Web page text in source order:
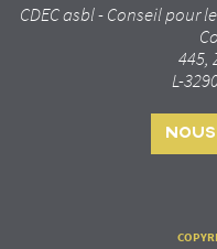
CDEC asbl - Conseil pour
445,
L-